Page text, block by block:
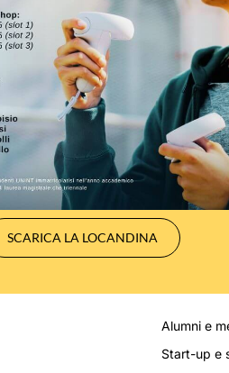
SCARICA LA LOCANDINA
Alumni e
Start-up e